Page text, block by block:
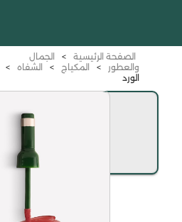
الصفحة الرئيسية >
الجمال
والعطور
> المكياج > الشفاه >
الورد